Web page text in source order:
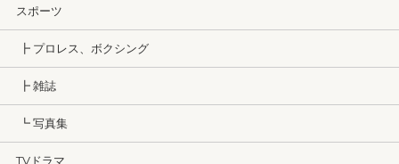
スポーツ
┣ プロレス、ボクシング
┣ 雑誌
┗ 写真集
TVドラマ